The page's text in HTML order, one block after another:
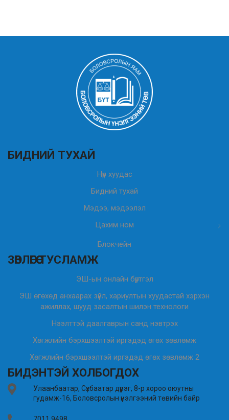
БИДНИЙ ТУХАЙ
Нүүр хуудас
Бидний тухай
Мэдээ, мэдээлэл
Цахим ном
Блокчейн
ЗӨВЛӨГӨӨ ТУСЛАМЖ
ЭШ-ын онлайн бүртгэл
ЭШ өгөхөд анхаарах зүйл, хариултын хуудастай хэрхэн
ажиллах, шууд засалтын шилэн технологи
Нээлттэй даалгаврын санд нэвтрэх
Хөгжлийн бэрхшээлтэй иргэдэд өгөх зөвлөмж
Хөгжлийн бэрхшээлтэй иргэдэд өгөх зөвлөмж 2
БИДЭНТЭЙ ХОЛБОГДОХ
Улаанбаатар, Сүхбаатар дүүрэг, 8-р хороо оюутны
гудамж-16, Боловсролын үнэлгээний төвийн байр